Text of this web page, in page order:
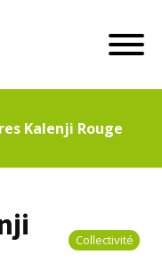
Kalenji Rouge
Collectivité